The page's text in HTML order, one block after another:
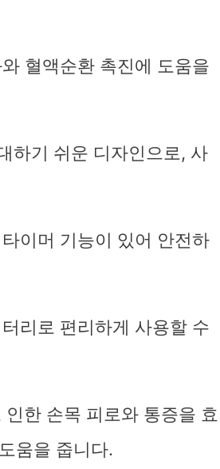
혈액순환 촉진에 도움을
하기 쉬운 디자인으로, 사
이머 기능이 있어 안전하
리로 편리하게 사용할 수
한 손목 피로와 통증을 효
움을 줍니다.